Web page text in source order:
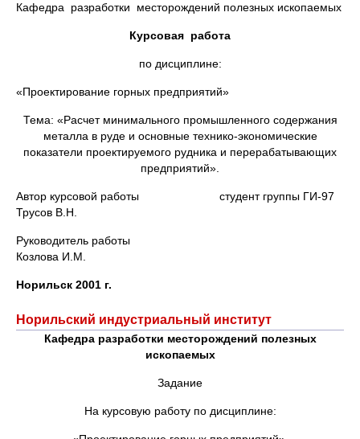
Кафедра разработки месторождений полезных ископаемых
Курсовая работа
по дисциплине:
«Проектирование горных предприятий»
Тема: «Расчет минимального промышленного содержания
металла в руде и основные технико-экономические
показатели проектируемого рудника и перерабатывающих
предприятий».
Автор курсовой работы студент группы ГИ-97
Трусов В.Н.
Руководитель работы
Козлова И.М.
Норильск 2001 г.
Норильский индустриальный институт
Кафедра разработки месторождений полезных
ископаемых
Задание
На курсовую работу по дисциплине: